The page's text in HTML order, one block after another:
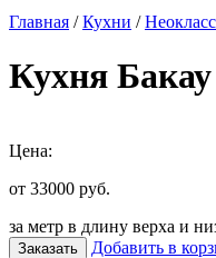
Главная /Кухни /
Кухня Бакау
Цена:
от 33000 руб.
за метр в длину верха и
Заказать Добавить в